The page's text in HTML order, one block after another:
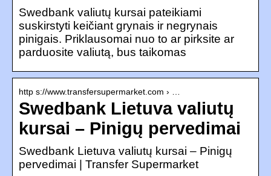
Swedbank valiutų kursai pateikiami
suskirstyti keičiant grynais ir negrynais
pinigais. Priklausomai nuo to ar pirksite ar
parduosite valiutą, bus taikomas
http s://www.transfersupermarket.com › …
Swedbank Lietuva valiutų
kursai – Pinigų pervedimai
Swedbank Lietuva valiutų kursai – Pinigų
pervedimai | Transfer Supermarket